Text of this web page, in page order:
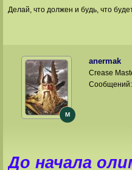
Делай, что должен и будь, что
anermak
M
Crease
Сообщений:
До начала